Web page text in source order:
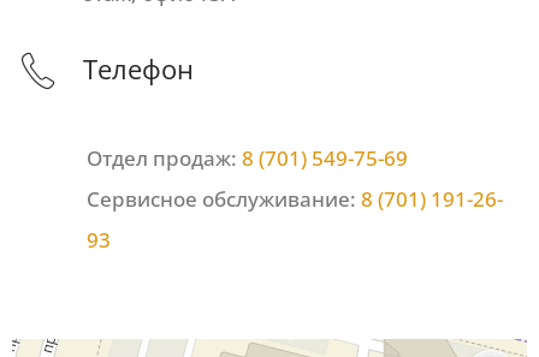
Телефон
Отдел продаж: 8 (701) 549-75-69
Сервисное обслуживание: 8 (701) 191-26-
93